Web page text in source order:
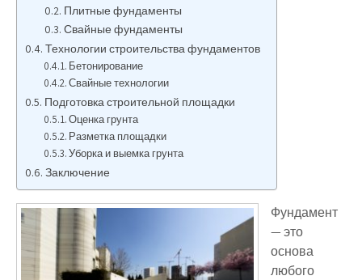
Плитные фундаменты
Свайные фундаменты
Технологии строительства фундаментов
Бетонирование
Свайные технологии
Подготовка строительной площадки
Оценка грунта
Разметка площадки
Уборка и выемка грунта
Заключение
Фундамент
— это
основа
любого